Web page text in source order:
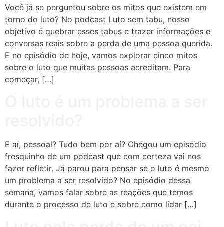
Você já se perguntou sobre os mitos que existem em
torno do luto? No podcast Luto sem tabu, nosso
objetivo é quebrar esses tabus e trazer informações e
conversas reais sobre a perda de uma pessoa querida.
E no episódio de hoje, vamos explorar cinco mitos
sobre o luto que muitas pessoas acreditam. Para
começar, […]
E aí, pessoal? Tudo bem por aí? Chegou um episódio
fresquinho de um podcast que com certeza vai nos
fazer refletir. Já parou para pensar se o luto é mesmo
um problema a ser resolvido? No episódio dessa
semana, vamos falar sobre as reações que temos
durante o processo de luto e sobre como lidar […]